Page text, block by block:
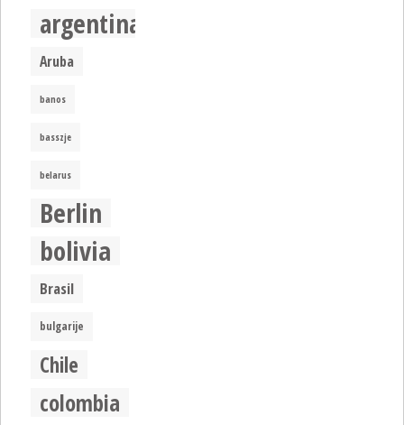
argentina
Aruba
banos
basszje
belarus
Berlin
bolivia
Brasil
bulgarije
Chile
colombia